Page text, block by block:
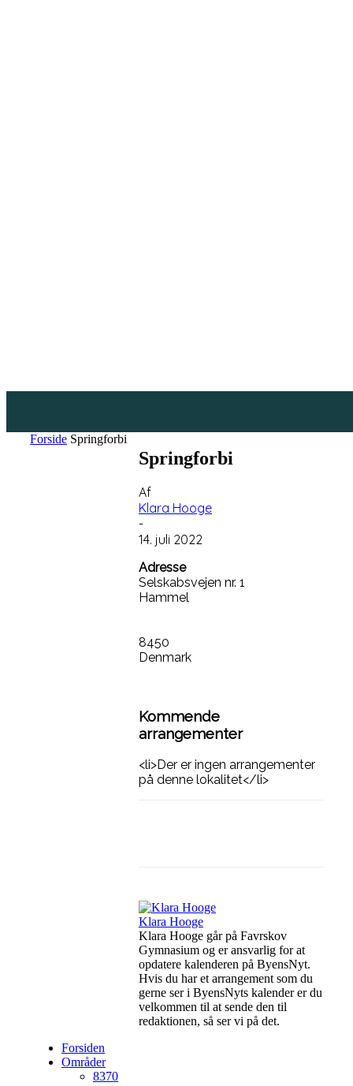
Forside Springforbi
Springforbi
Af
Klara Hooge
-
14. juli 2022
Adresse
Selskabsvejen nr. 1
Hammel
8450
Denmark
Kommende
arrangementer
<li>Der er ingen arrangementer
på denne lokalitet</li>
Klara Hooge
Klara Hooge går på Favrskov
Gymnasium og er ansvarlig for at
opdatere kalenderen på ByensNyt.
Hvis du har et arrangement som du
gerne ser i ByensNyts kalender er du
velkommen til at sende den til
redaktionen, så ser vi på det.
Forsiden
Områder
8370